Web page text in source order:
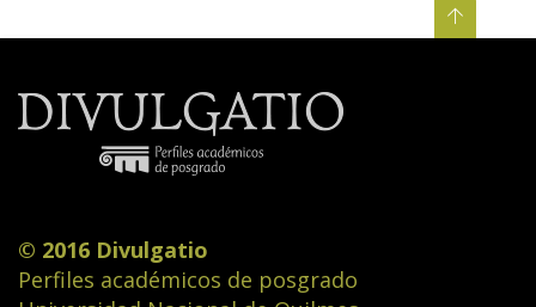
© 2016 Divulgatio
Perfiles académicos de posgrado